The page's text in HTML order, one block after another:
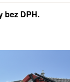
bez DPH.